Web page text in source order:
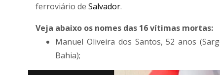
ferroviário de Salvador.
Veja abaixo os nomes das 16 vítimas mortas:
Manuel Oliveira dos Santos, 52 anos
Bahia);